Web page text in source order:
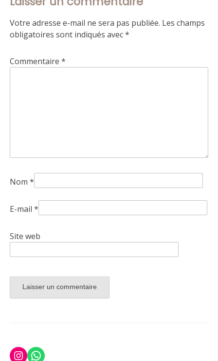
Votre adresse e-mail ne sera pas publiée. Les champs
obligatoires sont indiqués avec*
Commentaire *
Nom *
E-mail *
Site web
Instagram
WhatsApp